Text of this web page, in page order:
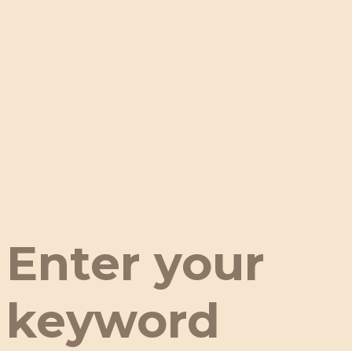
Enter your
keyword